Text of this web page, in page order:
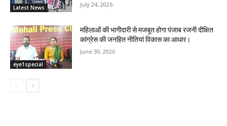
Latest News July 24, 2026
eye1special
महिलाओं की भागीदारी से मजबूत होगा पंजाब रजनी दीक्षित
कांग्रेस की जनहित नीतियां विकास का आधार।
June 30, 2026